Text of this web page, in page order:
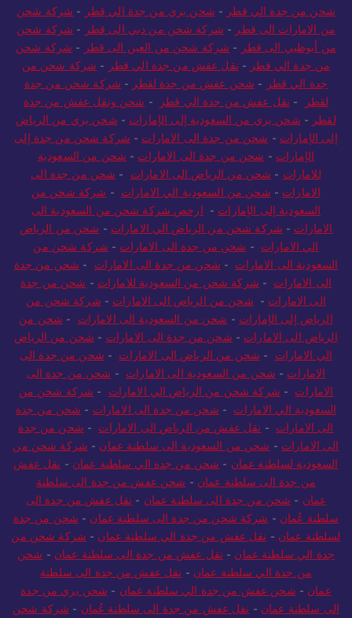
شحن من جدة الي قطر - شحن بري من جدة الي قطر - شركة شحن
من الامارات الى قطر - شركة شحن من دبي الى قطر - شركة شحن
من أبوظبي الى قطر - شركة شحن من العين الى قطر - شركة شحن
من جدة الي قطر - نقل عفش من جدة الي قطر - شركة شحن من
جدة الي قطر - شحن عفش من جدة لقطر - شركة شحن من جدة
لقطر
- نقل عفش من جدة الي قطر - شحن ونقل عفش من جدة
لقطر - شحن بري من السعودية إلى الإمارات - شحن بري من الرياض
إلى الإمارات - شحن من جدة الى الامارات - شركة شحن من جدة إلى
الإمارات - شحن من جدة الى الامارات - شحن من السعودية
للامارات - شحن من الرياض الى الامارات - شحن من جدة الى
الامارات - شحن من السعودية الي الامارات - شركة شحن من
السعودية إلى الإمارات - ارخص شركة شحن من السعودية الى
الامارات - شركة شحن من الرياض الي الامارات - شحن من الرياض
الي الامارات - شحن من جدة الى الامارات - شركة شحن من
السعودية الى الامارات - شحن من جدة الى الامارات - شحن من جدة
الى الامارات - شركة شحن من السعودية للامارات - شحن من جدة
الى الامارات - شحن من الرياض الى الامارات - شركة شحن من
الرياض إلى الإمارات - شحن من السعودية الى الامارات - شحن من
الرياض الى الامارات - شحن من جدة الى الامارات - شحن من الرياض
الي الامارات - شحن من الرياض الى الامارات - شحن من جدة الى
الامارات - شحن من السعودية الى الامارات - شحن من جدة الى
الامارات - شركة شحن من الرياض الي الامارات - شركة شحن من
السعودية الي الامارات - شحن من جدة الى الامارات - شحن من جدة
الى الامارات - نقل عفش من الرياض الى الامارات - شحن من جدة
الى الامارات - شحن من السعودية الى سلطنة عمان - شركة شحن من
السعودية لسلطنة عمان - شحن من جدة الي سلطنة عمان - نقل عفش
من جدة الى سلطنة عمان - شحن عفش من جدة الى سلطنة
عمان - شحن من جدة الى سلطنة عمان - نقل عفش من جدة الى
سلطنة عُمان - شركة شحن من جدة الى سلطنة عمان - شحن من جدة
لسلطنة عمان - نقل عفش من جدة الي سلطنة عمان - شركة شحن من
جدة الي سلطنة عمان - نقل عفش من جدة الى سلطنة عمان - شحن
من جدة الي سلطنة عمان - نقل عفش من جدة الى سلطنة
عمان - شحن عفش من جدة الي سلطنة عمان - شحن بري من جدة
الى سلطنة عمان - نقل عفش من جدة الى سلطنة عُمان - شركة شحن